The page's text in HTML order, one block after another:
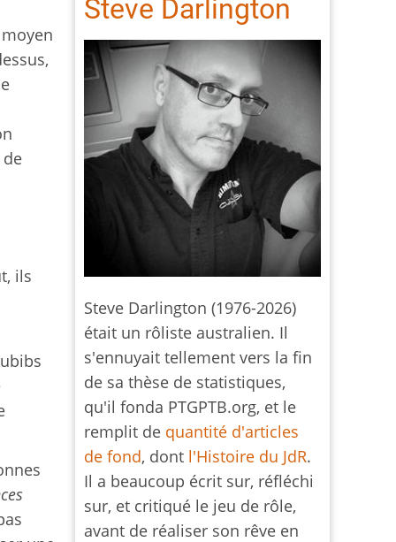
de
ils
Steve Darlington
Steve Darlington (1976-2026)
était un rôliste australien. Il
s'ennuyait tellement vers la fin
de sa thèse de statistiques,
qu'il fonda PTGPTB.org, et le
remplit de quantité d'articles
de fond, dont l'Histoire du JdR.
Il a beaucoup écrit sur, réfléchi
sur, et critiqué le jeu de rôle,
avant de réaliser son rêve en